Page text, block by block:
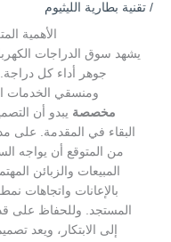
/ تقنية بطارية الليثيوم
الأهمية
يشهد سوق الدراجات
جوهر أداء كل
ومنسقي الخدمات
مخصصة يبدو أن
البقاء في المقدمة. على
من المتوقع أن يواجه
المبيعات والزبائن
بالإعانات واتجاهات
المستجد. وللحفاظ على
إلى الابتكار، ويعد